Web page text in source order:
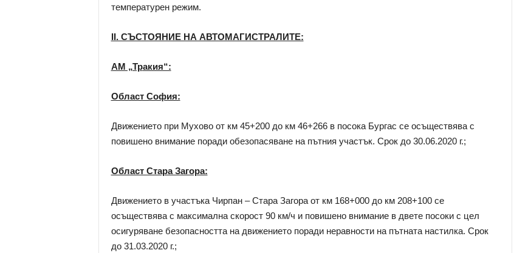
температурен режим.
ІІ. СЪСТОЯНИЕ НА АВТОМАГИСТРАЛИТЕ:
АМ „Тракия“:
Област София:
Движението при Мухово от км 45+200 до км 46+266 в посока Бургас се осъществява с
повишено внимание поради обезопасяване на пътния участък. Срок до 30.06.2020 г.;
Област Стара Загора:
Движението в участъка Чирпан – Стара Загора от км 168+000 до км 208+100 се
осъществява с максимална скорост 90 км/ч и повишено внимание в двете посоки с цел
осигуряване безопасността на движението поради неравности на пътната настилка. Срок
до 31.03.2020 г.;